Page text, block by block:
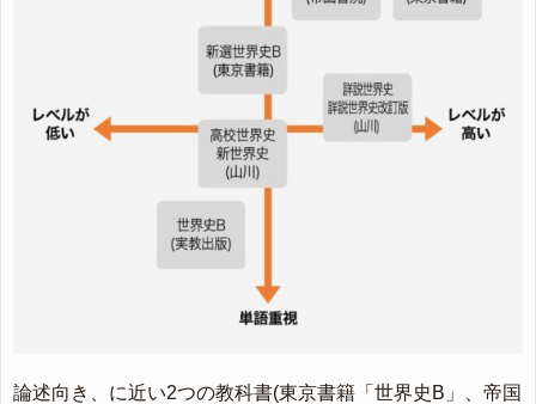
論述向き、に近い2つの教科書(東京書籍「世界史B」、帝国